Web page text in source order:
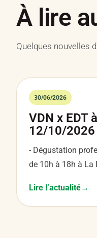
À lire
Quelques nouvelles
30/06/2026
VDN x EDT
12/10/2026
- Dégustation
de 10h à 18h à La
Lire l’actualité